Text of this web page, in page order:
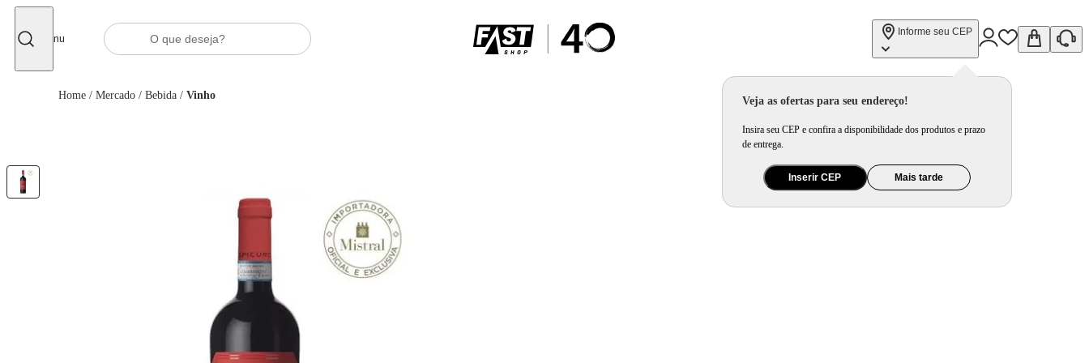
Menu
Informe seu CEP
Veja as ofertas para seu endereço!
Insira seu CEP e confira a disponibilidade dos produtos e prazo
de entrega.
Inserir CEP Mais tarde
Home / Mercado / Bebida / Vinho